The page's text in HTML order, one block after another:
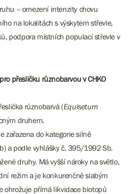
– omezení intenzity chovu
na lokalitách s výskytem střevle,
podpora místních populací střevle v
přesličku různobarvou v CHKO
různobarvá (Equisetum
druhem.
zařazena do kategorie silně
a podle vyhlášky č. 395/1992 Sb.
druhy. Má vyšší nároky na světlo,
režim a je konkurenčně slabým
ohrožuje přímá likvidace biotopů